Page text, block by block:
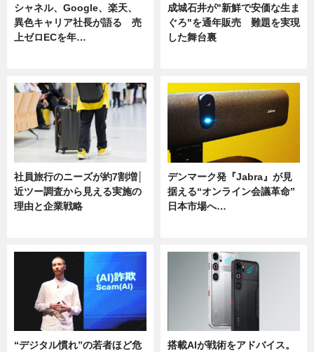
シャネル、Google、楽天、
異色キャリア社長が語る 売
上ゼロECを年…
成城石井が"新鮮で安価な生ま
ぐろ"を通年販売 難題を実現
した舞台裏
社員旅行のニーズが約7割増│
近ツー調査から見える実施の
理由と企業戦略
デンマーク発『Jabra』が見
据える“オンライン会議革命”
日本市場へ…
“デジタル慣れ”の若者ほど危
搭載AIが戦術をアドバイス。